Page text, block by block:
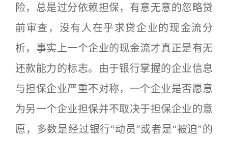
险，总是过分依赖担保，有意无意的忽略贷
前审查，没有人在乎求贷企业的现金流分
析，事实上一个企业的现金流才真正是有无
还款能力的标志。由于银行掌握的企业信息
与担保企业严重不对称，一个企业是否愿意
为另一个企业担保并不取决于担保企业的意
愿，多数是经过银行“动员”或者是“被迫”的